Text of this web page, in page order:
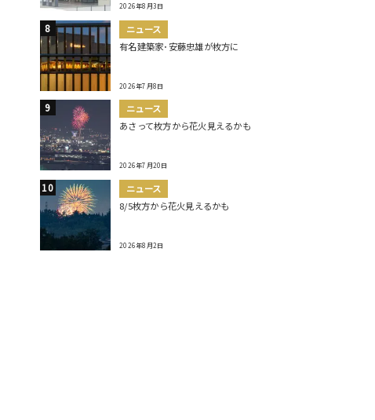
2026年8月3日
ニュース
有名建築家･安藤忠雄が枚方に
2026年7月8日
ニュース
あさって枚方から花火見えるかも
2026年7月20日
ニュース
8/5枚方から花火見えるかも
2026年8月2日